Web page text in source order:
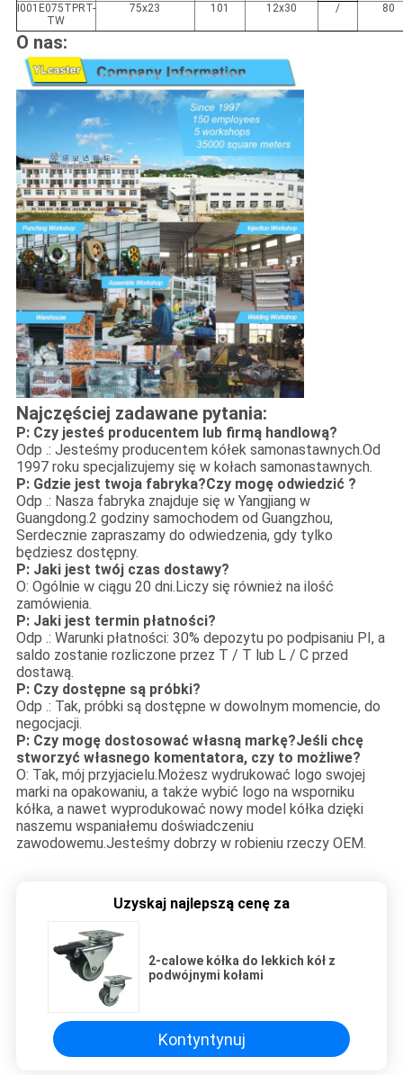
I001E075TPRT-
TW
75x23 101 12x30 / 80
O nas:
Najczęściej zadawane pytania:
P: Czy jesteś producentem lub firmą handlową?
Odp .: Jesteśmy producentem kółek samonastawnych.Od
1997 roku specjalizujemy się w kołach samonastawnych.
P: Gdzie jest twoja fabryka?Czy mogę odwiedzić ?
Odp .: Nasza fabryka znajduje się w Yangjiang w
Guangdong.2 godziny samochodem od Guangzhou,
Serdecznie zapraszamy do odwiedzenia, gdy tylko
będziesz dostępny.
P: Jaki jest twój czas dostawy?
O: Ogólnie w ciągu 20 dni.Liczy się również na ilość
zamówienia.
P: Jaki jest termin płatności?
Odp .: Warunki płatności: 30% depozytu po podpisaniu PI, a
saldo zostanie rozliczone przez T / T lub L / C przed
dostawą.
P: Czy dostępne są próbki?
Odp .: Tak, próbki są dostępne w dowolnym momencie, do
negocjacji.
P: Czy mogę dostosować własną markę?Jeśli chcę
stworzyć własnego komentatora, czy to możliwe?
O: Tak, mój przyjacielu.Możesz wydrukować logo swojej
marki na opakowaniu, a także wybić logo na wsporniku
kółka, a nawet wyprodukować nowy model kółka dzięki
naszemu wspaniałemu doświadczeniu
zawodowemu.Jesteśmy dobrzy w robieniu rzeczy OEM.
Uzyskaj najlepszą cenę za
2-calowe kółka do lekkich kół z
podwójnymi kołami
Kontyntynuj